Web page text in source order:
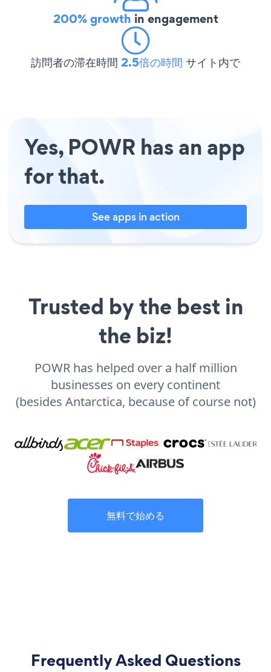
200% growth in engagement
訪問者の滞在時間 2.5倍の時間 サイト内で
Yes, POWR has an app
for that.
See apps in action
Trusted by the best in
the biz!
POWR has helped over a half million
businesses on every continent
(besides Antarctica, because of course not)
無料で始める
Frequently Asked Questions